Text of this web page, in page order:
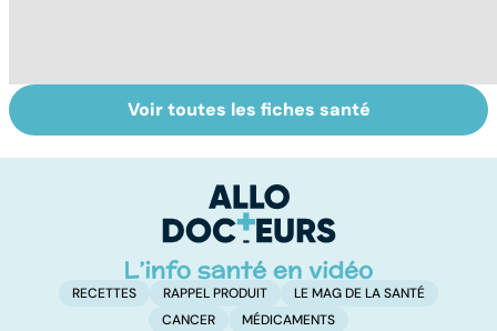
Tout savoir sur
les virus
Votre santé en
vacances
Voir toutes les fiches santé
RECETTES RAPPEL PRODUIT
LE MAG DE LA SANTÉ
CANCER
MÉDICAMENTS